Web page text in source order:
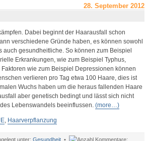
28. September 2012
Dabei beginnt der Haarausfall schon
verschiedene Gründe haben, es können sowohl
gesundheitliche. So können zum Beispiel
Erkrankungen, wie zum Beispiel Typhus,
wie zum Beispiel Depressionen können
verlieren pro Tag etwa 100 Haare, dies ist
Wuchs haben um die heraus fallenden Haare
aber genetisch bedingt und lässt sich nicht
Lebenswandels beeinflussen. (more…)
, Haarverpflanzung
Gesundheit•